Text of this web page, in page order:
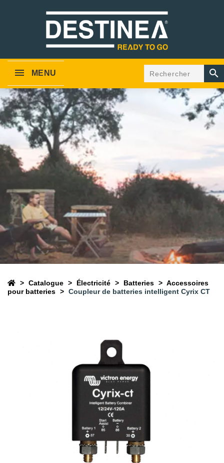
MENU 
Catalogue Électricité Batteries
Accessoires
pour batteries
Coupleur de batteries intelligent Cyrix CT